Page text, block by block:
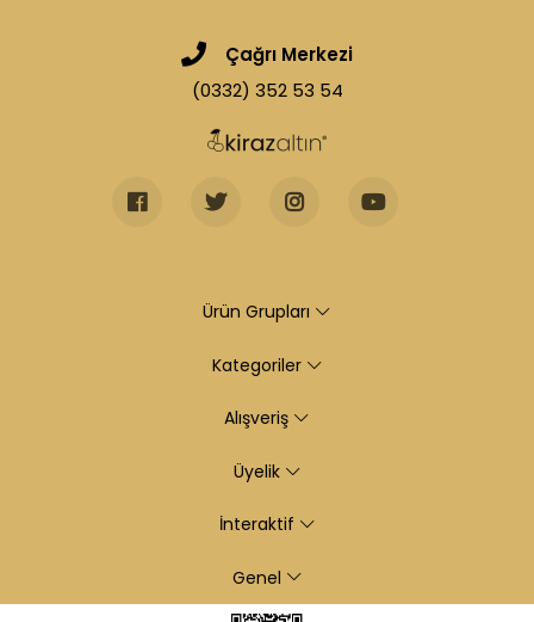
Çağrı Merkezi
(0332) 352 53 54
Ürün Grupları
Kategoriler
Alışveriş
Üyelik
İnteraktif
Genel